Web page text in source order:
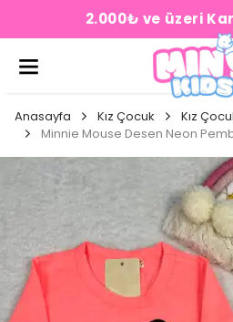
2.000₺ ve üzeri
Anasayfa Kız Çocuk
Kız
Minnie Mouse Desen Neon